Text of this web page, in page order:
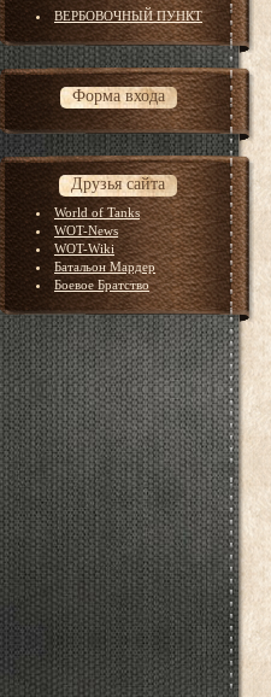
ВЕРБОВОЧНЫЙ ПУНКТ
Форма входа
Друзья сайта
World of Tanks
WOT-News
WOT-Wiki
Батальон Мардер
Боевое Братство